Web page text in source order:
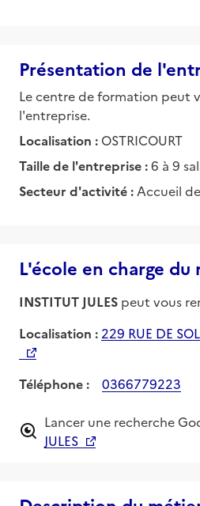
Présentation de
Le centre de formation peut
l'entreprise.
Localisation : OSTRICOURT
Taille de l'entreprise :6 à 9
Secteur d'activité : Accueil
L'école en charge
INSTITUT JULES peut vous
Localisation : 229 RUE DE
Téléphone : 0366779223
Lancer une recherche
JULES